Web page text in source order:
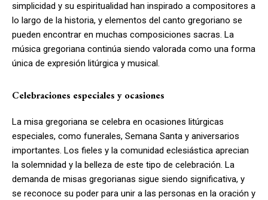
simplicidad y su espiritualidad han inspirado a compositores a
lo largo de la historia, y elementos del canto gregoriano se
pueden encontrar en muchas composiciones sacras. La
música gregoriana continúa siendo valorada como una forma
única de expresión litúrgica y musical.
Celebraciones especiales y ocasiones
La misa gregoriana se celebra en ocasiones litúrgicas
especiales, como funerales, Semana Santa y aniversarios
importantes. Los fieles y la comunidad eclesiástica aprecian
la solemnidad y la belleza de este tipo de celebración. La
demanda de misas gregorianas sigue siendo significativa, y
se reconoce su poder para unir a las personas en la oración y